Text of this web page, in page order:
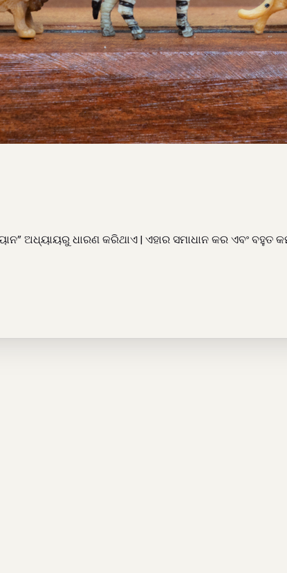
ଅଧ୍ୟାୟରୁ ଧାରଣ କରିଥାଏ | ଏହାର ସମାଧାନ କର ଏବଂ